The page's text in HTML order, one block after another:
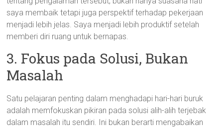
saya membaik tetapi juga perspektif terhadap pekerjaan
menjadi lebih jelas. Saya menjadi lebih produktif setelah
memberi diri ruang untuk bernapas.
3. Fokus pada Solusi, Bukan
Masalah
Satu pelajaran penting dalam menghadapi hari-hari buruk
adalah memfokuskan pikiran pada solusi alih-alih terjebak
dalam masalah itu sendiri. Ini bukan berarti mengabaikan